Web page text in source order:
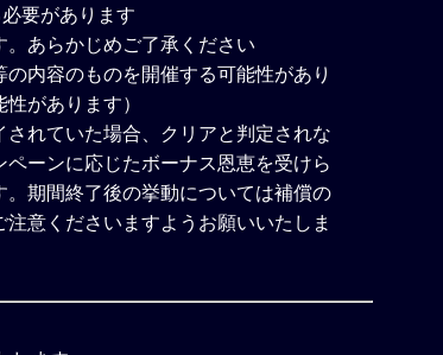
要があります
あらかじめご了承ください
内容のものを開催する可能性があり
があります）
れていた場合、クリアと判定されな
ーンに応じたボーナス恩恵を受けら
期間終了後の挙動については補償の
意くださいますようお願いいたしま